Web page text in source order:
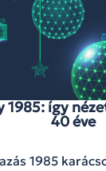
1985: így
40 éve
1985